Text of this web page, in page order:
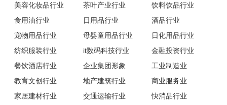
美容化妆品行业
茶叶产业行业
饮料饮品行业
食用油行业
日用品行业
酒品行业
宠物用品行业
母婴童用品行业
日化用品行业
纺织服装行业
it数码科技行业
金融投资行业
餐饮酒店行业
企业集团形象
工业制造业
教育文创行业
地产建筑行业
商业服务业
家居建材行业
交通运输行业 快消品行业